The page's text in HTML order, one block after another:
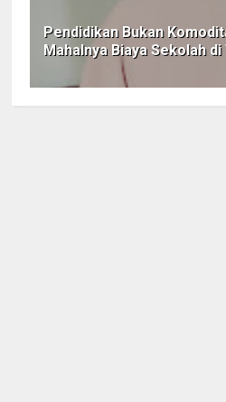
Pendidikan Bukan
Mahalnya Biaya Sekolah